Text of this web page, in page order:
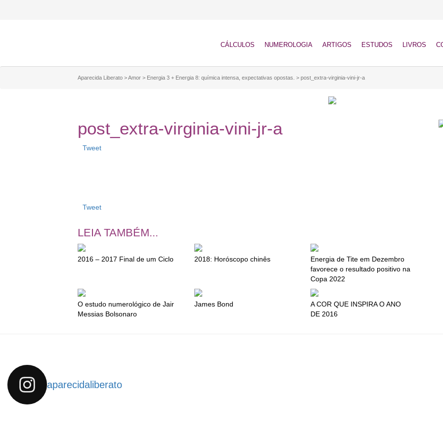
CÁLCULOS NUMEROLOGIA ARTIGOS ESTUDOS LIVROS
Aparecida Liberato >Amor > Energia 3 + Energia 8: química intensa, expectativas opostas. > post_extra-virginia-vini-jr-a
post_extra-virginia-vini-jr-a
Tweet
Tweet
LEIA TAMBÉM...
2016 – 2017 Final de um Ciclo 2018: Horóscopo chinês
Energia de Tite em Dezembro
favorece o resultado positivo na
Copa 2022
O estudo numerológico de Jair
Messias Bolsonaro
James Bond
A COR QUE INSPIRA O ANO
DE 2016
aparecidaliberato